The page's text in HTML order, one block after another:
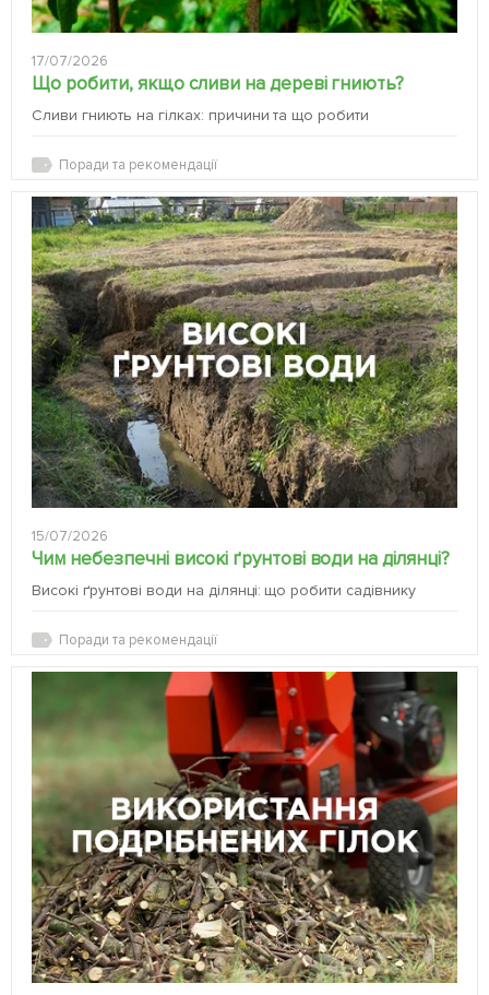
17/07/2026
Що робити, якщо сливи на дереві гниють?
Сливи гниють на гілках: причини та що робити
Поради та рекомендації
15/07/2026
Чим небезпечні високі ґрунтові води на ділянці?
Високі ґрунтові води на ділянці: що робити садівнику
Поради та рекомендації